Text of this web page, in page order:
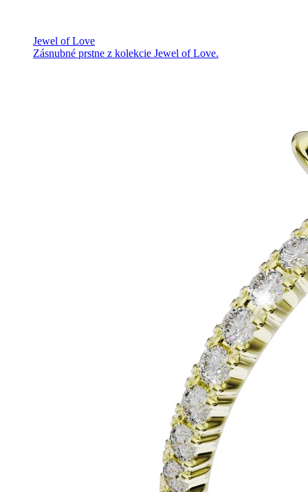
Jewel of Love
Zásnubné prstne z kolekcie Jewel of Love.